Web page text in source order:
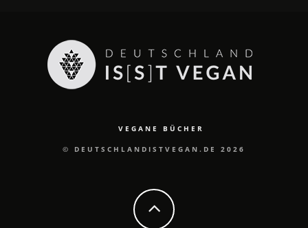
VEGANE BÜCHER
© DEUTSCHLANDISTVEGAN.DE 2026